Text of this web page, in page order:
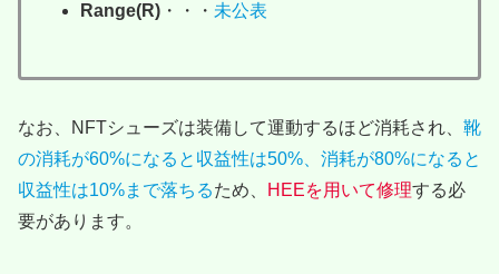
Range(R) ・・・ 未公表
なお、NFTシューズは装備して運動するほど消耗され、 靴
の消耗が60%になると収益性は50%、消耗が80%になると
収益性は10%まで落ちるため、 HEEを用いて修理する必
要があります。